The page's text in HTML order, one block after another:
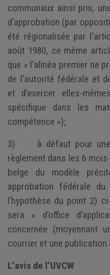
communaux ainsi pris,
d’approbation (par
été régionalisée par
août 1980, ce même
que « l'alinéa premier ne
de l'autorité fédérale et
et d'exercer elles-
spécifique dans les
compétence »);
3) à défaut pour une
règlement dans les 6
belge du modèle
approbation fédérale du
l’hypothèse du point 2)
sera « d’office
concernée (moyennant
courrier et une publication
L’avis de l’UVCW